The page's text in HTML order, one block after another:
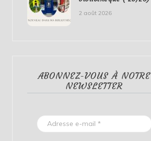
2 août 2026
ABONNEZ-VOUS À NOTRE
NEWSLETTER